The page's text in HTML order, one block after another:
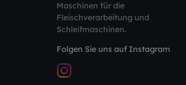
Maschinen für die
Fleischverarbeitung und
Schleifmaschinen.
Folgen Sie uns auf Instagram